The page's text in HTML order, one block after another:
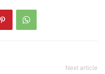
Next article